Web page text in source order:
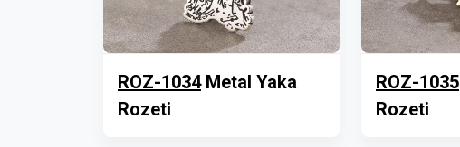
ROZ-1034Metal Yaka
Rozeti
ROZ-1035
Rozeti